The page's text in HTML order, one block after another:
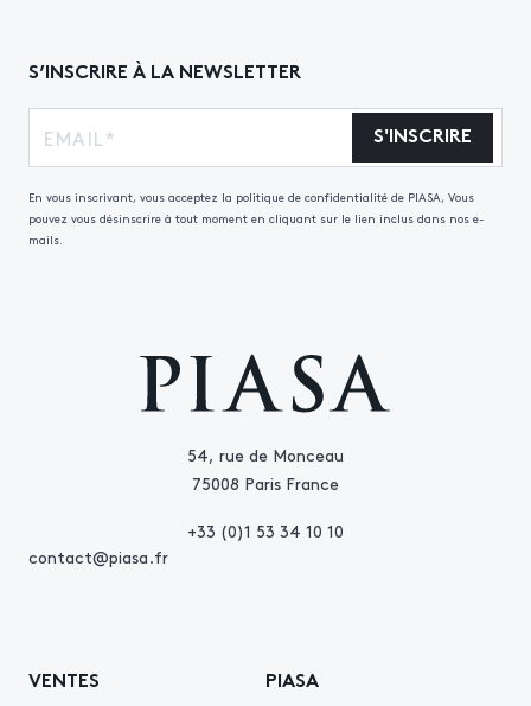
54, rue de Monceau
75008 Paris France
+33 (0)1 53 34 10 10
contact@piasa.fr
VENTES PIASA
S’INSCRIRE À LA NEWSLETTER
S'INSCRIRE
En vous inscrivant, vous acceptez la politique de confidentialité de PIASA, Vous
pouvez vous désinscrire à tout moment en cliquant sur le lien inclus dans nos e-
mails.